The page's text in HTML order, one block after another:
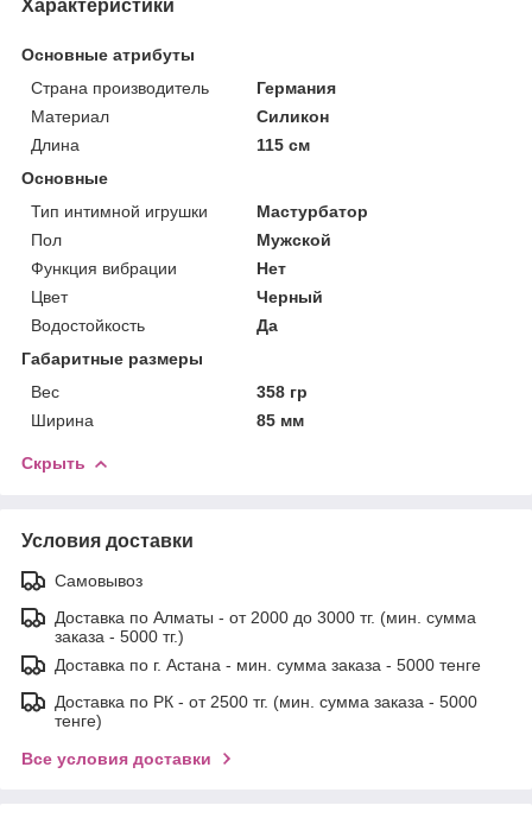
Характеристики
Основные атрибуты
Страна производитель
Германия
Материал
Силикон
Длина
115 см
Основные
Тип интимной игрушки
Мастурбатор
Пол
Мужской
Функция вибрации
Нет
Цвет
Черный
Водостойкость
Да
Габаритные размеры
Вес
358 гр
Ширина
85 мм
Скрыть
Условия доставки
Самовывоз
Доставка по Алматы - от 2000 до 3000 тг. (мин. сумма
заказа - 5000 тг.)
Доставка по г. Астана - мин. сумма заказа - 5000 тенге
Доставка по РК - от 2500 тг. (мин. сумма заказа - 5000
тенге)
Все условия доставки